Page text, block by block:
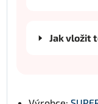
Jak vložit